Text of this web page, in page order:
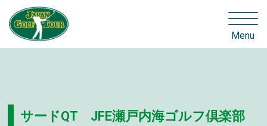
Menu
サードQT JFE瀬戸内海ゴルフ倶楽部